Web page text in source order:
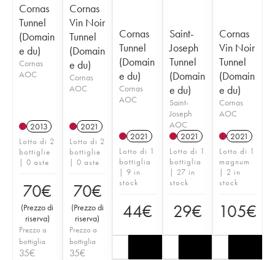
Cornas
Tunnel
(Domain
e du)
Cornas
AOC
2013
Lotto di 2
bottiglie
| 0 aste
70€
(Prezzo di
riserva)
Prezzo a
bottiglia
35€
Cornas
Vin Noir
Tunnel
(Domain
e du)
Cornas
AOC
2021
Lotto di 2
bottiglie
| 0 aste
70€
(Prezzo di
riserva)
Prezzo a
bottiglia
35€
Cornas
Tunnel
(Domain
e du)
Cornas
AOC
2021
Lotto di 1
bottiglia
| 9 in
stock
44€
Saint-
Joseph
Tunnel
(Domain
e du)
Saint-
Joseph
AOC
2021
Lotto di 1
bottiglia
| 27 in
stock
29€
Cornas
Vin Noir
Tunnel
(Domain
e du)
Cornas
AOC
2021
Lotto di 1
magnum
| 2 in
stock
105€